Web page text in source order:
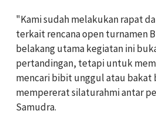
"Kami sudah melakukan rapat
terkait rencana open turnamen
belakang utama kegiatan ini
pertandingan, tetapi untuk
mencari bibit unggul atau bakat
mempererat silaturahmi antar
Samudra.